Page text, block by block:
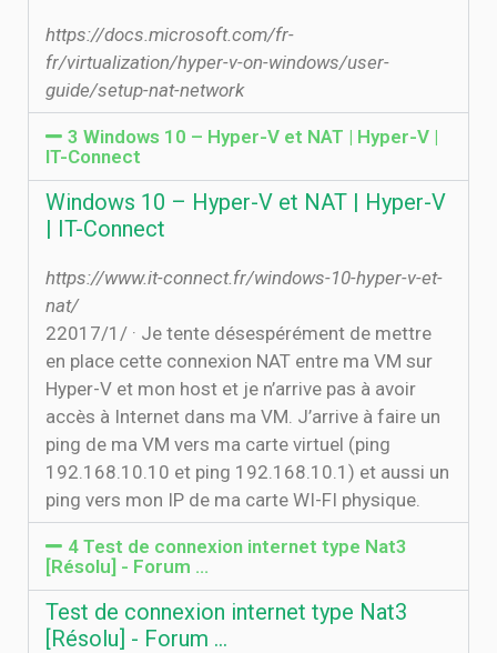
https://docs.microsoft.com/fr-
fr/virtualization/hyper-v-on-windows/user-
guide/setup-nat-network
3 Windows 10 – Hyper-V et NAT | Hyper-V |
IT-Connect
Windows 10 – Hyper-V et NAT | Hyper-V
| IT-Connect
https://www.it-connect.fr/windows-10-hyper-v-et-
nat/
2‏‏/1‏‏/2017 · Je tente désespérément de mettre
en place cette connexion NAT entre ma VM sur
Hyper-V et mon host et je n’arrive pas à avoir
accès à Internet dans ma VM. J’arrive à faire un
ping de ma VM vers ma carte virtuel (ping
192.168.10.10 et ping 192.168.10.1) et aussi un
ping vers mon IP de ma carte WI-FI physique.
4 Test de connexion internet type Nat3
[Résolu] - Forum ...
Test de connexion internet type Nat3
[Résolu] - Forum ...